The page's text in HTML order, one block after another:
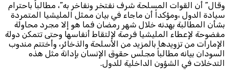
وقال” أن القوات المسلحة شرف نفتخر ونفاخر به”، مطالباً باحترام
سيادة الدول ،ومؤكداً أن ماجاء في بيان ممثل المليشيا المتمردة
بشأن المطالبة بهدنه خلال شهر رمضان فما هو إلا مجرد محاولة
مفضوحة لإعطاء المليشيا فرصة لإلتقاط أنفاسها وحتى تتمكن دولة
الإمارات من تزويدها بالمزيد من الأسلحة والذخائر، وأختتم مندوب
السودان بيانه مطالباً مجلس حقوق الإنسان بإدانة مثل هذه
التدخلات في الشؤون الداخلية للدول.